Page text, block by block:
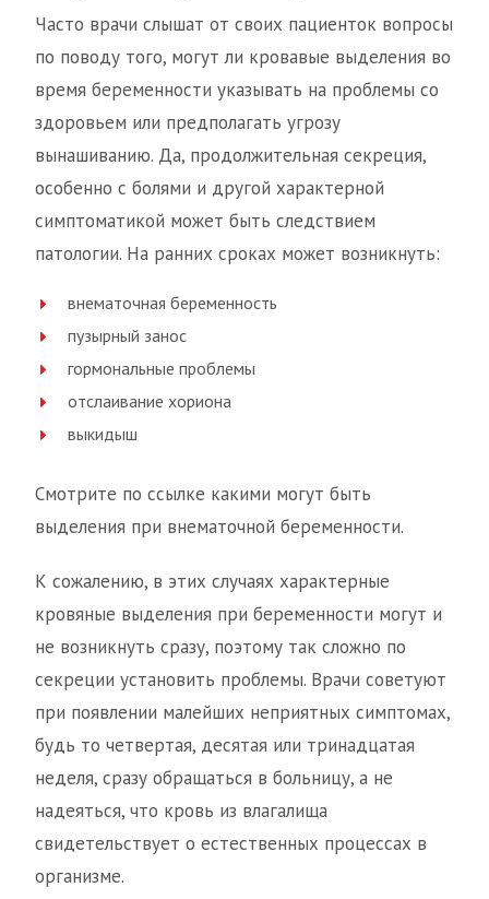
Часто врачи слышат от своих пациенток вопросы
по поводу того, могут ли кровавые выделения во
время беременности указывать на проблемы со
здоровьем или предполагать угрозу
вынашиванию. Да, продолжительная секреция,
особенно с болями и другой характерной
симптоматикой может быть следствием
патологии. На ранних сроках может возникнуть:
внематочная беременность
пузырный занос
гормональные проблемы
отслаивание хориона
выкидыш
Смотрите по ссылке какими могут быть
выделения при внематочной беременности.
К сожалению, в этих случаях характерные
кровяные выделения при беременности могут и
не возникнуть сразу, поэтому так сложно по
секреции установить проблемы. Врачи советуют
при появлении малейших неприятных симптомах,
будь то четвертая, десятая или тринадцатая
неделя, сразу обращаться в больницу, а не
надеяться, что кровь из влагалища
свидетельствует о естественных процессах в
организме.